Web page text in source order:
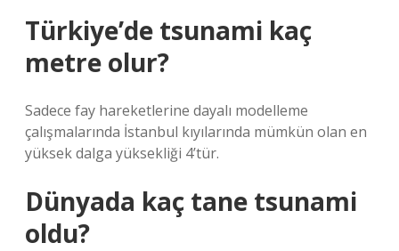
Türkiye’de tsunami kaç
metre olur?
Sadece fay hareketlerine dayalı modelleme
çalışmalarında İstanbul kıyılarında mümkün olan en
yüksek dalga yüksekliği 4’tür.
Dünyada kaç tane tsunami
oldu?